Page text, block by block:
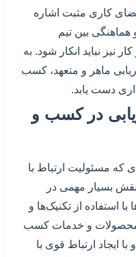
کاری مثبت اشاره
هماهنگی بین تیم
نیز نباید انکار شود. به
ماهر و متعهد، کسب
دست یابد.
در کسب و
که مسئولیت ارتباط با
نقش بسیار مهمی در
استفاده از تکنیک‌ها و
محصولات و خدمات کسب
ایجاد ارتباط قوی با